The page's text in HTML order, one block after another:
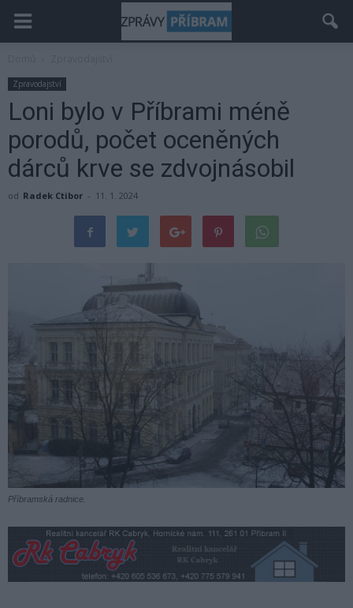
Zpravodajství
Loni bylo v Příbrami méně
porodů, počet oceněných
dárců krve se zdvojnásobil
od Radek Ctibor - 11. 1. 2024
Příbramská radnice.